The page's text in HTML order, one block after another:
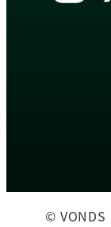
©